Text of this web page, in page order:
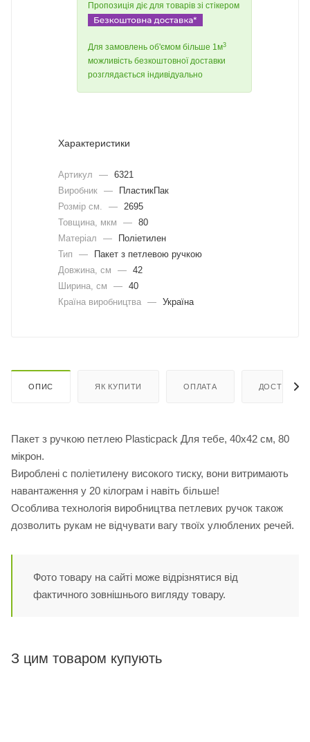
Пропозиція діє для товарів зі стікером
Для замовлень об'ємом більше 1м3
можливість безкоштовної доставки
розглядається індивідуально
Характеристики
Артикул — 6321
Виробник —
ПластикПак
Розмір см.
—
2695
Товщина, мкм
— 80
Матеріал
—
Поліетилен
Тип
—
Пакет з петлевою ручкою
Довжина, cм
— 42
Ширина, cм
— 40
Країна виробництва — Україна
ОПИС ЯК КУПИТИ ОПЛАТА ДОСТАВКА
Пакет з ручкою петлею Plasticpack Для тебе, 40х42 см, 80
мікрон.
Вироблені с поліетилену високого тиску, вони витримають
навантаження у 20 кілограм і навіть більше!
Особлива технологія виробництва петлевих ручок також
дозволить рукам не відчувати вагу твоїх улюблених речей.
Фото товару на сайті може відрізнятися від
фактичного зовнішнього вигляду товару.
З цим товаром купують